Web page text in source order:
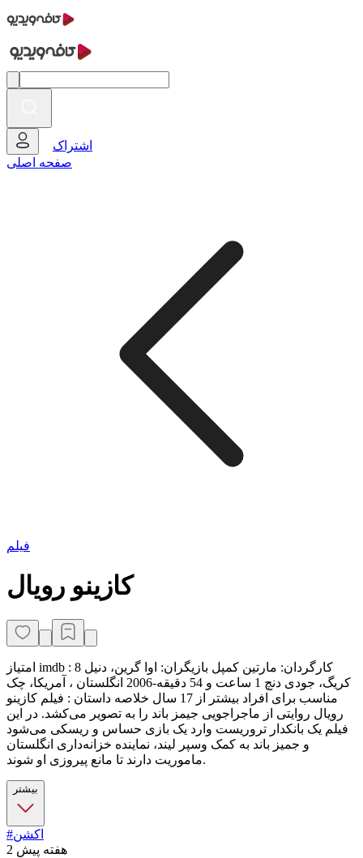
اشتراک
صفحه اصلی
فیلم
کازینو رویال
امتیاز imdb : 8 کارگردان: مارتین کمپل بازیگران: اوا گرین، دنیل
کریگ، جودی دنچ 1 ساعت و 54 دقیقه-2006 انگلستان ، آمریکا، چک
مناسب برای افراد بیشتر از 17 سال خلاصه داستان : فیلم کازینو
رویال روایتی از ماجراجویی جیمز باند را به تصویر می‌کشد. در این
فیلم یک بانکدار تروریست وارد یک بازی حساس و ریسکی می‌شود
و جمیز باند به کمک وسپر لیند، نماینده خزانه‌داری انگلستان
ماموریت دارند تا مانع پیروزی او شوند.
بیشتر
#اکشن
2 هفته پیش